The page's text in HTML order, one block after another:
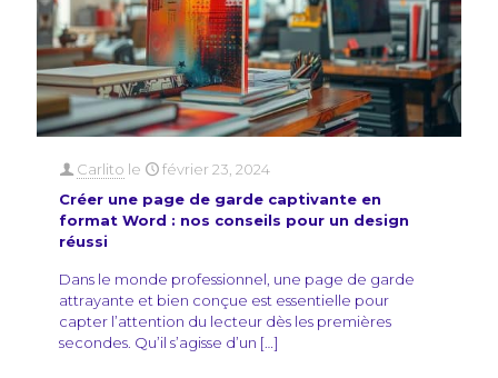
Carlito le
février 23, 2024
Créer une page de garde captivante en
format Word : nos conseils pour un design
réussi
Dans le monde professionnel, une page de garde
attrayante et bien conçue est essentielle pour
capter l’attention du lecteur dès les premières
secondes. Qu’il s’agisse d’un […]